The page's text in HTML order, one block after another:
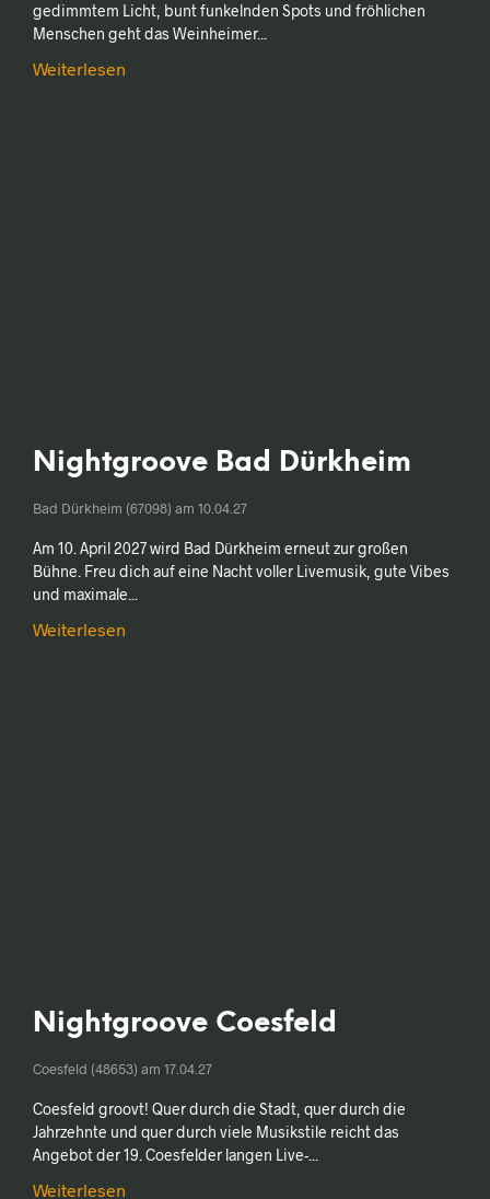
gedimmtem Licht, bunt funkelnden Spots und fröhlichen
Menschen geht das Weinheimer...
Weiterlesen
Nightgroove Bad Dürkheim
Bad Dürkheim (67098) am 10.04.27
Am 10. April 2027 wird Bad Dürkheim erneut zur großen
Bühne. Freu dich auf eine Nacht voller Livemusik, gute Vibes
und maximale...
Weiterlesen
Nightgroove Coesfeld
Coesfeld (48653) am 17.04.27
Coesfeld groovt! Quer durch die Stadt, quer durch die
Jahrzehnte und quer durch viele Musikstile reicht das
Angebot der 19. Coesfelder langen Live-...
Weiterlesen